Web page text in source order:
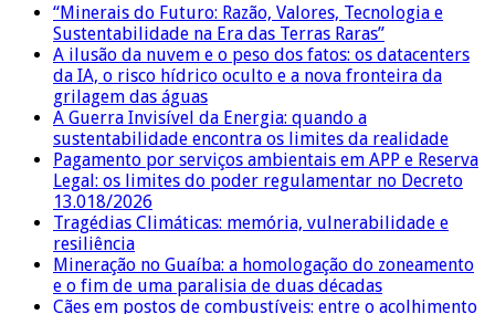
“Minerais do Futuro: Razão, Valores, Tecnologia e
Sustentabilidade na Era das Terras Raras”
A ilusão da nuvem e o peso dos fatos: os datacenters
da IA, o risco hídrico oculto e a nova fronteira da
grilagem das águas
A Guerra Invisível da Energia: quando a
sustentabilidade encontra os limites da realidade
Pagamento por serviços ambientais em APP e Reserva
Legal: os limites do poder regulamentar no Decreto
13.018/2026
Tragédias Climáticas: memória, vulnerabilidade e
resiliência
Mineração no Guaíba: a homologação do zoneamento
e o fim de uma paralisia de duas décadas
Cães em postos de combustíveis: entre o acolhimento